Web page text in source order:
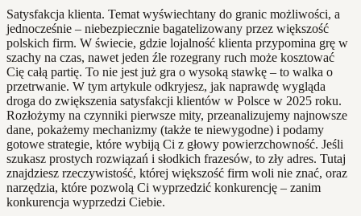
Satysfakcja klienta. Temat wyświechtany do granic możliwości, a
jednocześnie – niebezpiecznie bagatelizowany przez większość
polskich firm. W świecie, gdzie lojalność klienta przypomina grę w
szachy na czas, nawet jeden źle rozegrany ruch może kosztować
Cię całą partię. To nie jest już gra o wysoką stawkę – to walka o
przetrwanie. W tym artykule odkryjesz, jak naprawdę wygląda
droga do zwiększenia satysfakcji klientów w Polsce w 2025 roku.
Rozłożymy na czynniki pierwsze mity, przeanalizujemy najnowsze
dane, pokażemy mechanizmy (także te niewygodne) i podamy
gotowe strategie, które wybiją Ci z głowy powierzchowność. Jeśli
szukasz prostych rozwiązań i słodkich frazesów, to zły adres. Tutaj
znajdziesz rzeczywistość, której większość firm woli nie znać, oraz
narzędzia, które pozwolą Ci wyprzedzić konkurencję – zanim
konkurencja wyprzedzi Ciebie.